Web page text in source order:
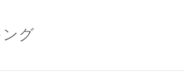
グ